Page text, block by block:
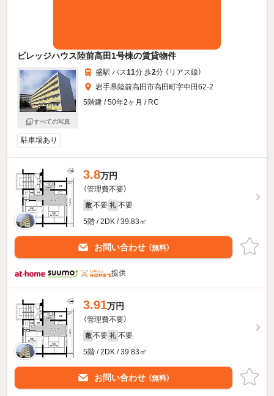
ビレッジハウス陸前高田1号棟の賃貸物件
すべての写真
盛駅 バス11分 歩2分 （リアス線）
岩手県陸前高田市高田町字中田62-2
5階建 / 50年2ヶ月 / RC
駐車場あり
3.8万円
（管理費不要）
敷 不要 礼 不要
5階 / 2DK / 39.83㎡
お問い合わせ （無料）
提供
3.91万円
（管理費不要）
敷 不要 礼 不要
5階 / 2DK / 39.83㎡
お問い合わせ （無料）